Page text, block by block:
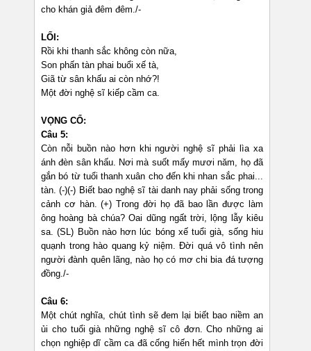
cho khán giả đêm đêm./-
LỐI:
Rồi khi thanh sắc không còn nữa,
Son phấn tàn phai buổi xế tà,
Giã từ sân khấu ai còn nhớ?!
Một đời nghệ sĩ kiếp cầm ca.
VỌNG CỔ:
Câu 5:
Còn nỗi buồn nào hơn khi người nghệ sĩ phải lìa xa
ánh đèn sân khấu. Nơi mà suốt mấy mươi năm, họ đã
gắn bó từ tuổi thanh xuân cho đến khi nhan sắc phai...
tàn. (-)(-) Biết bao nghệ sĩ tài danh nay phải sống trong
cảnh cơ hàn. (+) Trong đời họ đã bao lần được làm
ông hoàng bà chúa? Oai dũng ngất trời, lộng lẫy kiêu
sa. (SL) Buồn nào hơn lúc bóng xế tuổi già, sống hiu
quạnh trong hào quang kỷ niệm. Đời quá vô tình nên
người đành quên lãng, nào họ có mơ chi bia đá tượng
đồng./-
Câu 6:
Một chút nghĩa, chút tình sẽ đem lại biết bao niềm an
ủi cho tuổi già những nghệ sĩ cô đơn. Cho những ai
chọn nghiệp dĩ cầm ca đã cống hiến hết mình trọn đời